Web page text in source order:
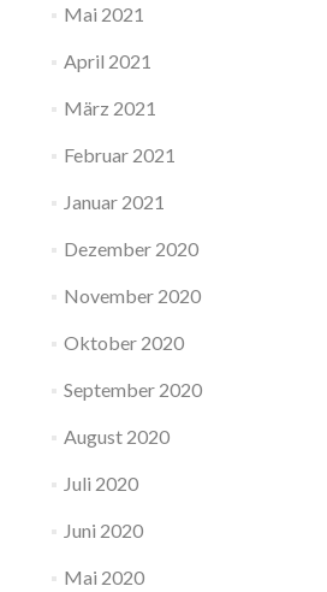
Mai 2021
April 2021
März 2021
Februar 2021
Januar 2021
Dezember 2020
November 2020
Oktober 2020
September 2020
August 2020
Juli 2020
Juni 2020
Mai 2020